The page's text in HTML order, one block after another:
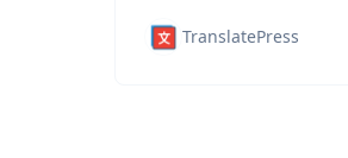
TranslatePress